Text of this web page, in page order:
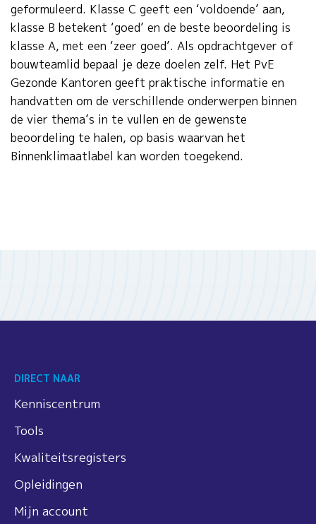
geformuleerd. Klasse C geeft een ‘voldoende’ aan,
klasse B betekent ‘goed’ en de beste beoordeling is
klasse A, met een ‘zeer goed’. Als opdrachtgever of
bouwteamlid bepaal je deze doelen zelf. Het PvE
Gezonde Kantoren geeft praktische informatie en
handvatten om de verschillende onderwerpen binnen
de vier thema’s in te vullen en de gewenste
beoordeling te halen, op basis waarvan het
Binnenklimaatlabel kan worden toegekend.
DIRECT NAAR
Kenniscentrum
Tools
Kwaliteitsregisters
Opleidingen
Mijn account